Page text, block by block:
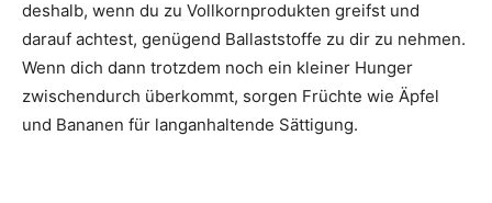
deshalb, wenn du zu Vollkornprodukten greifst und
darauf achtest, genügend Ballaststoffe zu dir zu nehmen.
Wenn dich dann trotzdem noch ein kleiner Hunger
zwischendurch überkommt, sorgen Früchte wie Äpfel
und Bananen für langanhaltende Sättigung.